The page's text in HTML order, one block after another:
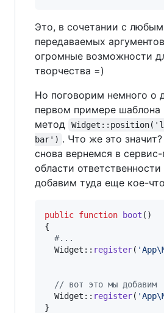
Это, в сочетании c
передаваемых
огромные возможности
творчества =)
Но поговорим немного о
первом примере шаблона
метод
bar') . Что же это
снова вернемся в
области ответственности
добавим туда еще кое-
public function boot ()
{
#...
  Widget::
register( '
// вот это мы добавим
  Widget::
register( '
}